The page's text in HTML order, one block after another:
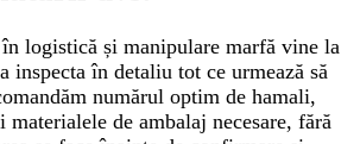
logistică și manipulare marfă vine la
inspecta în detaliu tot ce urmează să
numărul optim de hamali,
de ambalaj necesare, fără